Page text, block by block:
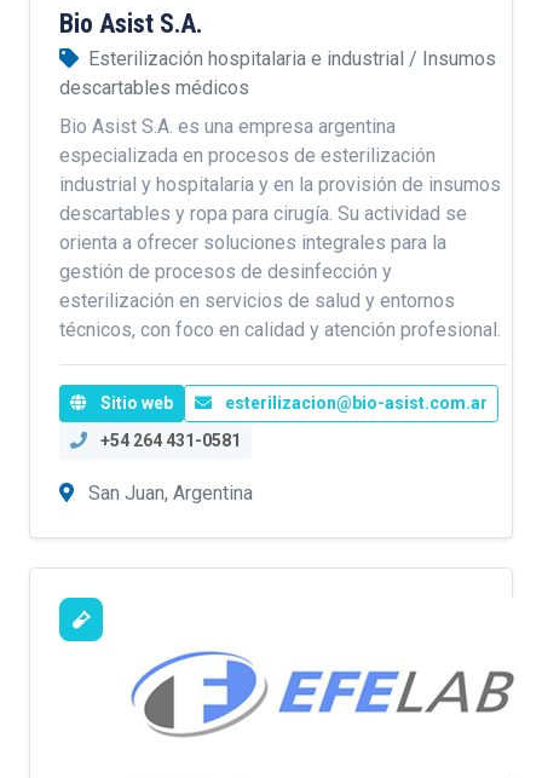
Bio Asist S.A.
Esterilización hospitalaria e industrial / Insumos
descartables médicos
Bio Asist S.A. es una empresa argentina
especializada en procesos de esterilización
industrial y hospitalaria y en la provisión de insumos
descartables y ropa para cirugía. Su actividad se
orienta a ofrecer soluciones integrales para la
gestión de procesos de desinfección y
esterilización en servicios de salud y entornos
técnicos, con foco en calidad y atención profesional.
Sitio web
esterilizacion@bio-asist.com.ar
+54 264 431-0581
San Juan, Argentina